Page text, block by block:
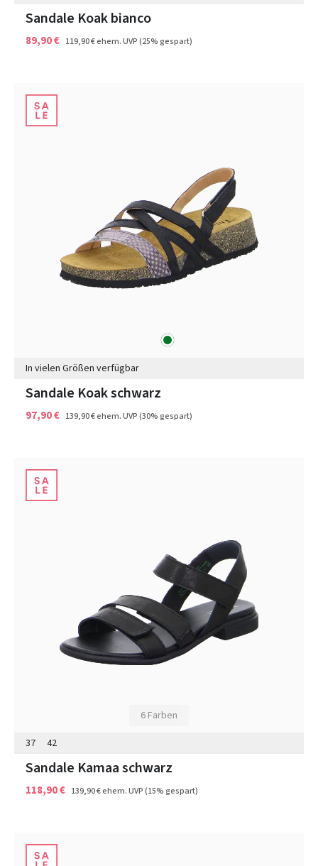
Sandale Koak bianco
89,90 € 119,90 €ehem. UVP(25% gespart)
grün
In vielen Größen verfügbar
Sandale Koak schwarz
97,90 € 139,90 €ehem. UVP(30% gespart)
6 Farben
37
42
Sandale Kamaa schwarz
118,90 € 139,90 €ehem. UVP(15% gespart)